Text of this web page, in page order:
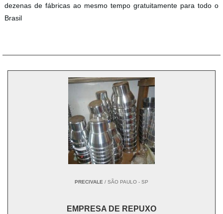
dezenas de fábricas ao mesmo tempo gratuitamente para todo o
Brasil
PRECIVALE / SÃO PAULO - SP
EMPRESA DE REPUXO